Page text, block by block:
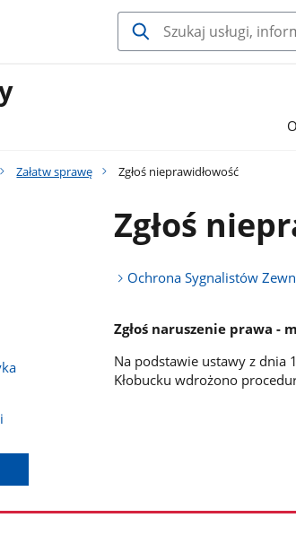
Załatw sprawę Zgłoś nieprawidłowość
Zgłoś
Ochrona Sygnalistów
Zgłoś naruszenie prawa -
Na podstawie ustawy z dnia
Kłobucku wdrożono